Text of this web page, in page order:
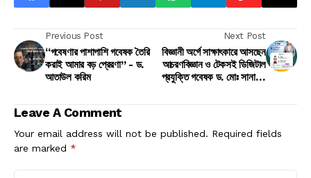
Previous Post
“গবেষণার পাশাপাশি গবেষক তৈরি
করাই আমার বড় প্রেরণা” - ড.
আতাউল করিম
Next Post
বিজ্ঞানী অর্গে সাক্ষাৎকারে আসছেন
আচরণবিজ্ঞান ও টেকসই ডিজিটাল
প্রযুক্তি গবেষক ড. মোঃ সানাউল
Leave A Comment
Your email address will not be published. Required fields
are marked *